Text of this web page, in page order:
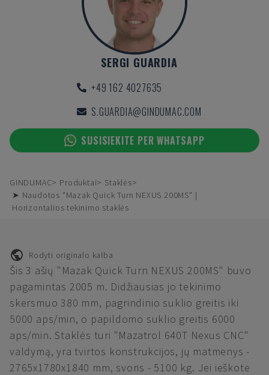
SERGI GUARDIA
+49 162 4027635
S.GUARDIA@GINDUMAC.COM
SUSISIEKITE PER WHATSAPP
GINDUMAC Produktai
Staklės
➤ Naudotos "Mazak Quick Turn NEXUS 200MS" |
Horizontalios tekinimo staklės
Rodyti originalo kalba
Šis 3 ašių "Mazak Quick Turn NEXUS 200MS" buvo
pagamintas 2005 m. Didžiausias jo tekinimo
skersmuo 380 mm, pagrindinio suklio greitis iki
5000 aps/min, o papildomo suklio greitis 6000
aps/min. Staklės turi "Mazatrol 640T Nexus CNC"
valdymą, yra tvirtos konstrukcijos, jų matmenys -
2765x1780x1840 mm, svoris - 5100 kg. Jei ieškote